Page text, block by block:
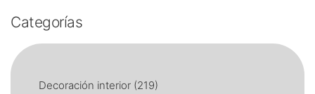
Categorías
Decoración interior (219)